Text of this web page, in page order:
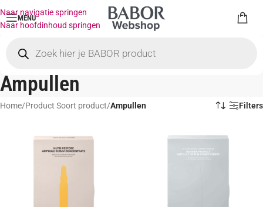
Naar navigatie springen
Naar hoofdinhoud springen
MENU
Ampullen
Home/Product Soort product/Ampullen Filters